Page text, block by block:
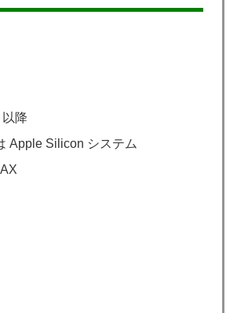
降
Apple Silicon システム